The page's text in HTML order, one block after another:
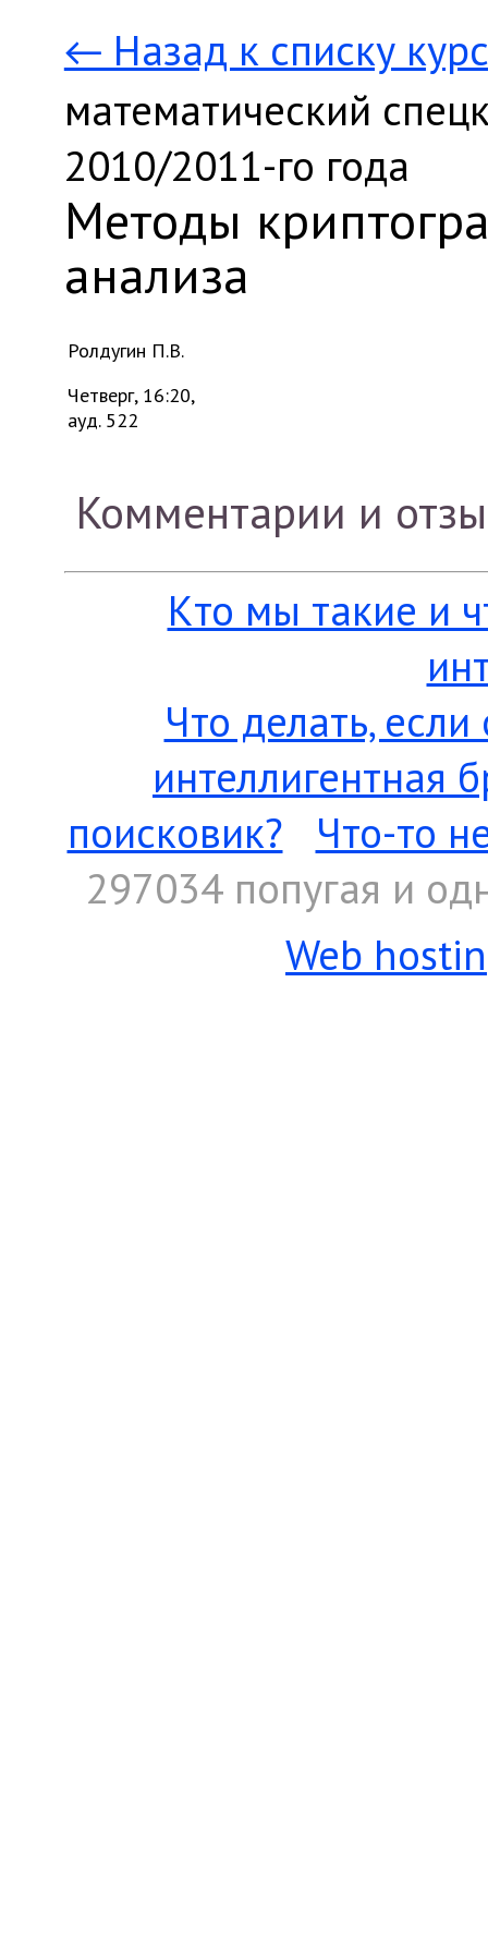
← Назад к списку
математический
2010/2011-го года
Методы
анализа
Ролдугин П.В.
Четверг, 16:20,
ауд. 522
Комментарии и
Кто мы такие и
Что делать,
интеллигентная
поисковик?
Что-то
297034 попугая и
Web